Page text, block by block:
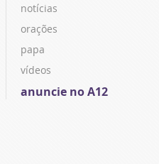
notícias
orações
papa
vídeos
anuncie no A12